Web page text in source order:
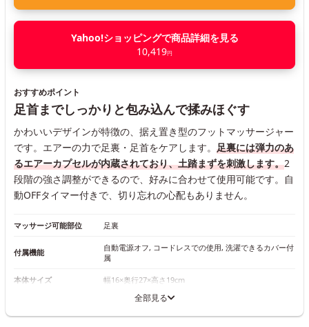
Yahoo!ショッピングで商品詳細を見る
10,419円
おすすめポイント
足首までしっかりと包み込んで揉みほぐす
かわいいデザインが特徴の、据え置き型のフットマッサージャー
です。エアーの力で足裏・足首をケアします。 足裏には弾力のあ
るエアーカプセルが内蔵されており、土踏まずを刺激します。2
段階の強さ調整ができるので、好みに合わせて使用可能です。自
動OFFタイマー付きで、切り忘れの心配もありません。
マッサージ可能部位 足裏
付属機能
自動電源オフ, コードレスでの使用, 洗濯できるカバー付
属
本体サイズ 幅16×奥行27×高さ19cm
全部見る